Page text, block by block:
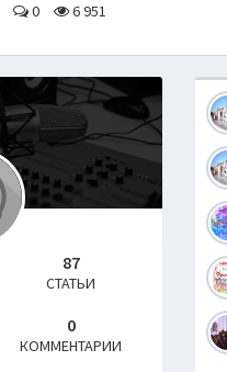
0 6 951
87
СТАТЬИ
0
КОММЕНТАРИИ